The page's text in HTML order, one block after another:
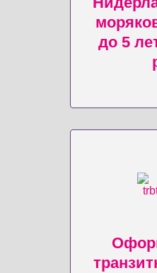
до 5